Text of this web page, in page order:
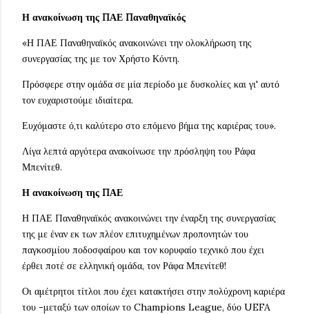
Η ανακοίνωση της ΠΑΕ Παναθηναϊκός
«Η ΠΑΕ Παναθηναϊκός ανακοινώνει την ολοκλήρωση της
συνεργασίας της με τον Χρήστο Κόντη.
Πρόσφερε στην ομάδα σε μία περίοδο με δυσκολίες και γι' αυτό
τον ευχαριστούμε ιδιαίτερα.
Ευχόμαστε ό,τι καλύτερο στο επόμενο βήμα της καριέρας του».
Λίγα λεπτά αργότερα ανακοίνωσε την πρόσληψη του Ράφα
Μπενίτεθ.
Η ανακοίνωση της ΠΑΕ
Η ΠΑΕ Παναθηναϊκός ανακοινώνει την έναρξη της συνεργασίας
της με έναν εκ των πλέον επιτυχημένων προπονητών του
παγκοσμίου ποδοσφαίρου και τον κορυφαίο τεχνικό που έχει
έρθει ποτέ σε ελληνική ομάδα, τον Ράφα Μπενίτεθ!
Οι αμέτρητοι τίτλοι που έχει κατακτήσει στην πολύχρονη καριέρα
του -μεταξύ των οποίων το Champions League, δύο UEFA